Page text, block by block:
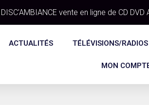
DISC'AMBIANCE vente en ligne de CD DVD
ACTUALITÉS TÉLÉVISIONS/RADIOS
MON